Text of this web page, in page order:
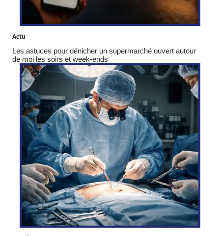
Actu
Les astuces pour dénicher un supermarché ouvert autour
de moi les soirs et week-ends